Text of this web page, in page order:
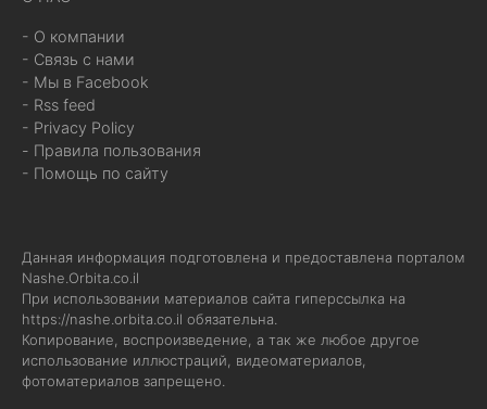
- О компании
- Связь с нами
- Мы в Facebook
- Rss feed
- Privacy Policy
- Правила пользования
- Помощь по сайту
Данная информация подготовлена и предоставлена порталом
Nashe.Orbita.co.il
При использовании материалов сайта гиперссылка на
https://nashe.orbita.co.il обязательна.
Копирование, воспроизведение, а так же любое другое
использование иллюстраций, видеоматериалов,
фотоматериалов запрещено.